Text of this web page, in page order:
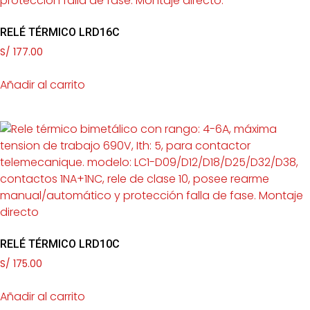
RELÉ TÉRMICO LRD16C
S/ 177.00
Añadir al carrito
RELÉ TÉRMICO LRD10C
S/ 175.00
Añadir al carrito